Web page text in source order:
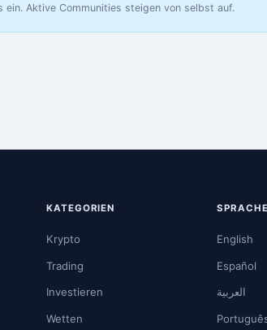
ein. Aktive Communities steigen von selbst auf.
KATEGORIEN
Krypto
Trading
Investieren
Wetten
English
Español
العربية